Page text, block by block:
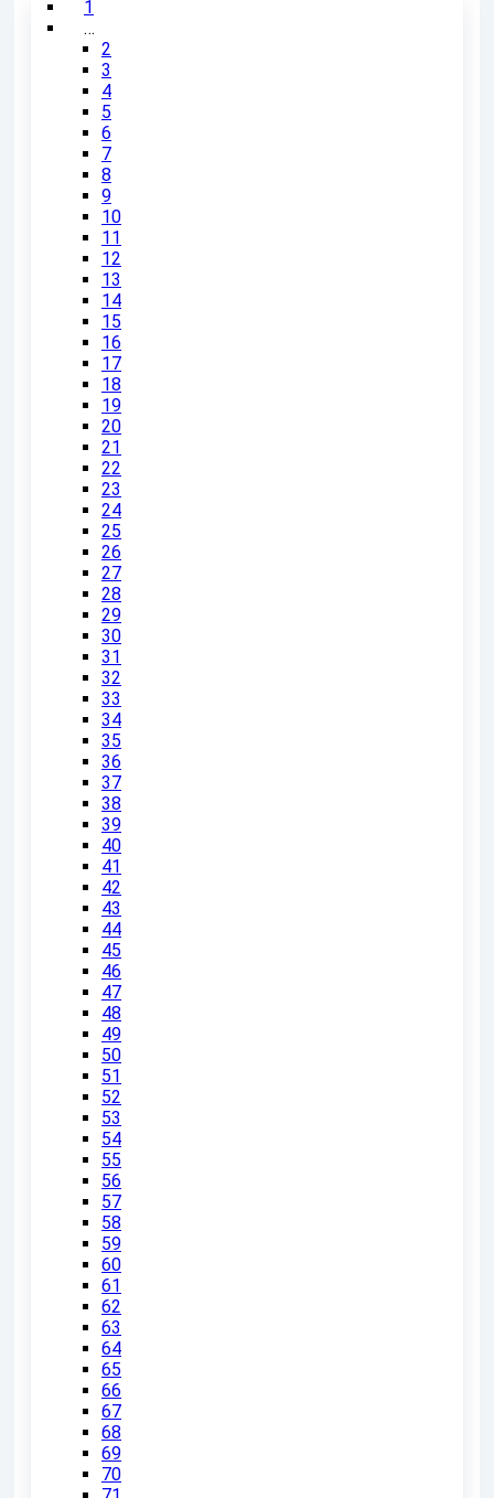
1
…
2
3
4
5
6
7
8
9
10
11
12
13
14
15
16
17
18
19
20
21
22
23
24
25
26
27
28
29
30
31
32
33
34
35
36
37
38
39
40
41
42
43
44
45
46
47
48
49
50
51
52
53
54
55
56
57
58
59
60
61
62
63
64
65
66
67
68
69
70